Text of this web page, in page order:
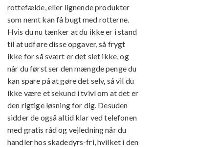
rottefælde, eller lignende produkter
som nemt kan få bugt med rotterne.
Hvis du nu tænker at du ikke er i stand
til at udføre disse opgaver, så frygt
ikke for så svært er det slet ikke, og
når du først ser den mængde penge du
kan spare på at gøre det selv, så vil du
ikke være et sekund i tvivl om at det er
den rigtige løsning for dig. Desuden
sidder de også altid klar ved telefonen
med gratis råd og vejledning når du
handler hos skadedyrs-fri, hvilket i den